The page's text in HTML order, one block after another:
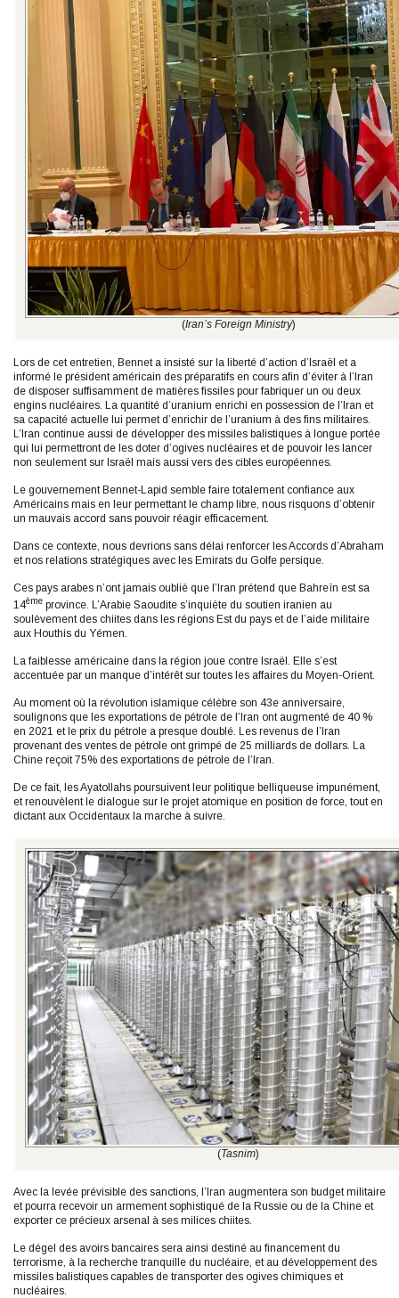
(Iran’s Foreign Ministry)
Lors de cet entretien, Bennet a insisté sur la liberté d’action d’Israël et a
informé le président américain des préparatifs en cours afin d’éviter à l’Iran
de disposer suffisamment de matières fissiles pour fabriquer un ou deux
engins nucléaires. La quantité d’uranium enrichi en possession de l’Iran et
sa capacité actuelle lui permet d’enrichir de l’uranium à des fins militaires.
L’Iran continue aussi de développer des missiles balistiques à longue portée
qui lui permettront de les doter d’ogives nucléaires et de pouvoir les lancer
non seulement sur Israël mais aussi vers des cibles européennes.
Le gouvernement Bennet-Lapid semble faire totalement confiance aux
Américains mais en leur permettant le champ libre, nous risquons d’obtenir
un mauvais accord sans pouvoir réagir efficacement.
Dans ce contexte, nous devrions sans délai renforcer les Accords d’Abraham
et nos relations stratégiques avec les Emirats du Golfe persique.
Ces pays arabes n’ont jamais oublié que l’Iran prétend que Bahreïn est sa
14ème province. L’Arabie Saoudite s’inquiète du soutien iranien au
soulèvement des chiites dans les régions Est du pays et de l’aide militaire
aux Houthis du Yémen.
La faiblesse américaine dans la région joue contre Israël. Elle s’est
accentuée par un manque d’intérêt sur toutes les affaires du Moyen-Orient.
Au moment où la révolution islamique célèbre son 43e anniversaire,
soulignons que les exportations de pétrole de l’Iran ont augmenté de 40 %
en 2021 et le prix du pétrole a presque doublé. Les revenus de l’Iran
provenant des ventes de pétrole ont grimpé de 25 milliards de dollars. La
Chine reçoit 75% des exportations de pétrole de l’Iran.
De ce fait, les Ayatollahs poursuivent leur politique belliqueuse impunément,
et renouvèlent le dialogue sur le projet atomique en position de force, tout en
dictant aux Occidentaux la marche à suivre.
(Tasnim)
Avec la levée prévisible des sanctions, l’Iran augmentera son budget militaire
et pourra recevoir un armement sophistiqué de la Russie ou de la Chine et
exporter ce précieux arsenal à ses milices chiites.
Le dégel des avoirs bancaires sera ainsi destiné au financement du
terrorisme, à la recherche tranquille du nucléaire, et au développement des
missiles balistiques capables de transporter des ogives chimiques et
nucléaires.